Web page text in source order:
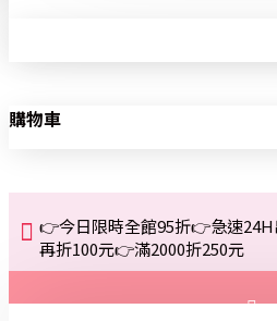
購物車
👉今日限時全館95折👉急速
再折100元👉滿2000折250元